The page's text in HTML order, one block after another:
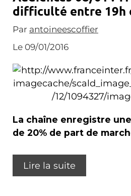
difficulté entre 19h
Par antoineescoffier
Le 09/01/2016
La chaîne enregistre
de 20% de part de
Lire la suite